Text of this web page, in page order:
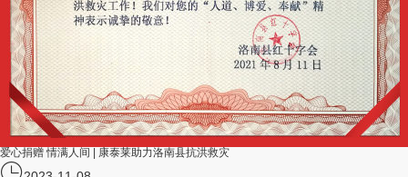
爱心捐赠 情满人间 | 康泰莱助力洛南县抗洪救灾